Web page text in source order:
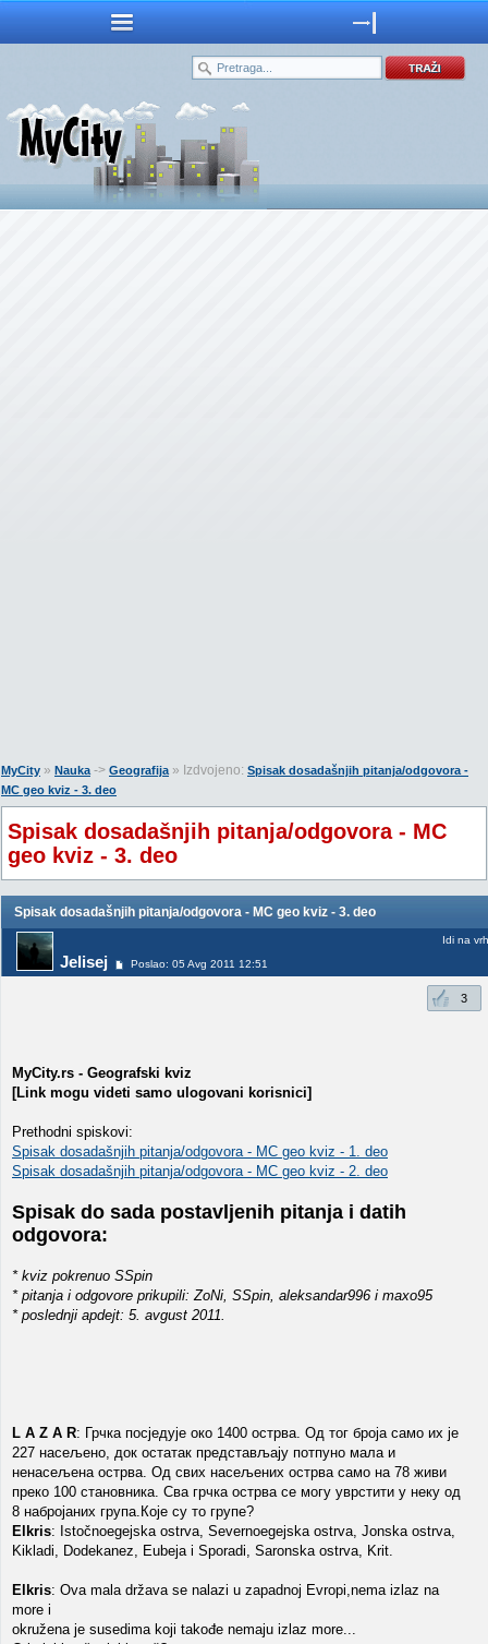
MyCity » Nauka-> Geografija» Izdvojeno: Spisak dosadašnjih pitanja/odgovora -
MC geo kviz - 3. deo
Spisak dosadašnjih pitanja/odgovora - MC
geo kviz - 3. deo
Spisak dosadašnjih pitanja/odgovora - MC geo kviz - 3. deo
Jelisej Poslao: 05 Avg 2011 12:51
Idi na vrh
3
MyCity.rs - Geografski kviz
[Link mogu videti samo ulogovani korisnici]
Prethodni spiskovi:
Spisak dosadašnjih pitanja/odgovora - MC geo kviz - 1. deo
Spisak dosadašnjih pitanja/odgovora - MC geo kviz - 2. deo
Spisak do sada postavljenih pitanja i datih
odgovora:
* kviz pokrenuo SSpin
* pitanja i odgovore prikupili: ZoNi, SSpin, aleksandar996 i maxo95
* poslednji apdejt: 5. avgust 2011.
L A Z A R: Грчка посједује око 1400 острва. Од тог броја само их је
227 насељено, док остатак представљају потпуно мала и
ненасељена острва. Од свих насељених острва само на 78 живи
преко 100 становника. Сва грчка острва се могу уврстити у неку од
8 набројаних група.Које су то групе?
Elkris: Istočnoegejska ostrva, Severnoegejska ostrva, Jonska ostrva,
Kikladi, Dodekanez, Eubeja i Sporadi, Saronska ostrva, Krit.
Elkris: Ova mala država se nalazi u zapadnoj Evropi,nema izlaz na
more i
okružena je susedima koji takođe nemaju izlaz more...